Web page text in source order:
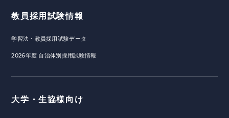
教員採用試験情報
学習法・教員採用試験データ
2026年度 自治体別採用試験情報
大学・生協様向け